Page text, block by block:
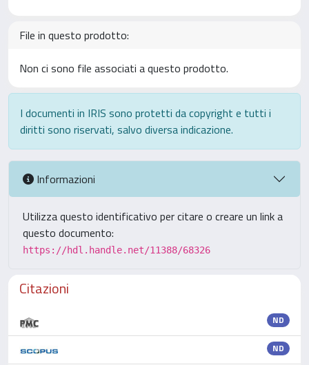
File in questo prodotto:
Non ci sono file associati a questo prodotto.
I documenti in IRIS sono protetti da copyright e tutti i
diritti sono riservati, salvo diversa indicazione.
Informazioni
Utilizza questo identificativo per citare o creare un link a
questo documento:
https://hdl.handle.net/11388/68326
Citazioni
ND
ND